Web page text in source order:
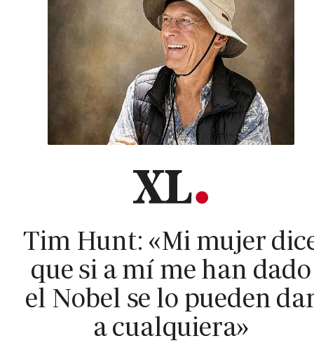
Tim Hunt: «Mi mujer
que si a mí me han dado
el Nobel se lo pueden
a cualquiera»